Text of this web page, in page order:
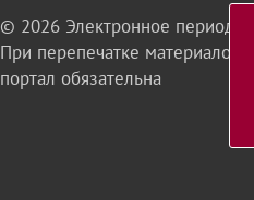
© 2026 Электронное
При перепечатке материалов
портал обязательна